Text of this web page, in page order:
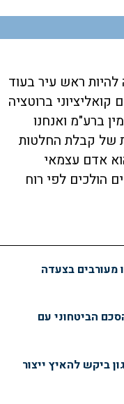
ראש עיר בעוד
ברוטציה
ברע"מ ואנחנו
של קבלת החלטות
אדם עצמאי
הולכים לפי רוח
מעורבים בצעדה
הביטחוני עם
טראמפ: מס' 2 בפנטגון ביקש להאיץ ייצור